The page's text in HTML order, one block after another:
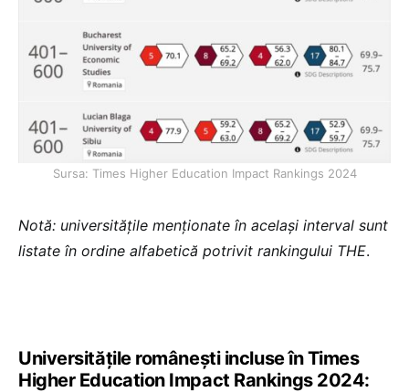
Sursa: Times Higher Education Impact Rankings 2024
Notă: universitățile menționate în același interval sunt
listate în ordine alfabetică potrivit rankingului THE.
Universitățile românești incluse în Times
Higher Education Impact Rankings 2024: